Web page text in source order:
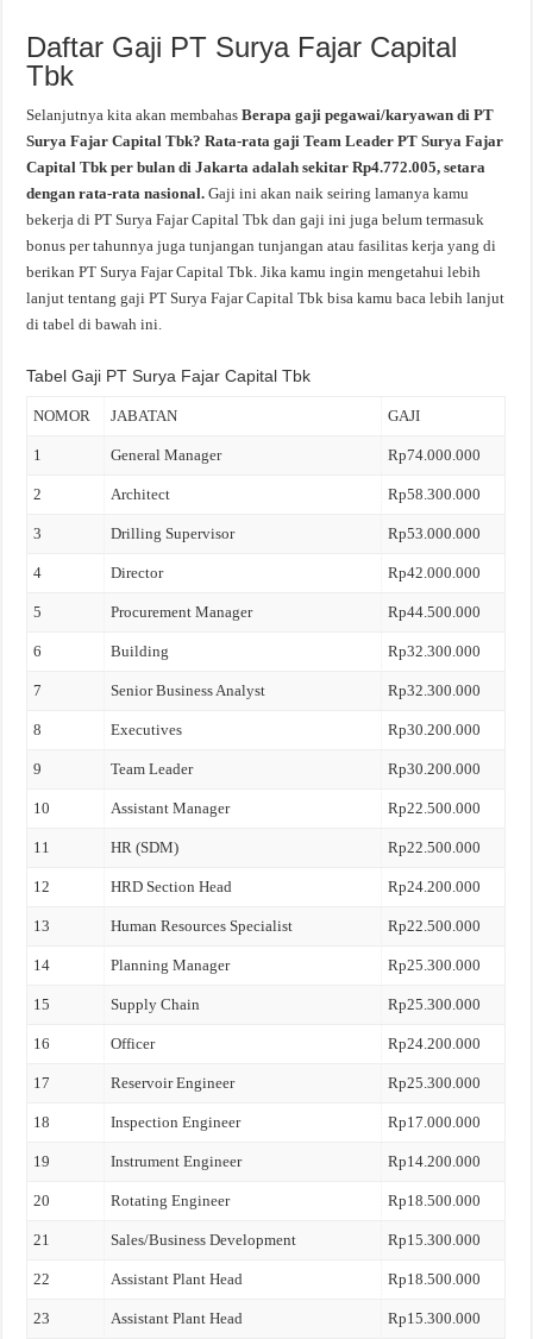
Daftar Gaji PT Surya Fajar Capital
Tbk
Selanjutnya kita akan membahasBerapa gaji pegawai/karyawan di PT
Surya Fajar Capital Tbk? Rata-rata gaji Team Leader PT Surya Fajar
Capital Tbk per bulan di Jakarta adalah sekitar Rp4.772.005, setara
dengan rata-rata nasional.Gaji ini akan naik seiring lamanya kamu
bekerja di PT Surya Fajar Capital Tbk dan gaji ini juga belum termasuk
bonus per tahunnya juga tunjangan tunjangan atau fasilitas kerja yang di
berikan PT Surya Fajar Capital Tbk. Jika kamu ingin mengetahui lebih
lanjut tentang gaji PT Surya Fajar Capital Tbk bisa kamu baca lebih lanjut
di tabel di bawah ini.
Tabel Gaji PT Surya Fajar Capital Tbk
NOMOR JABATAN GAJI
1 General Manager Rp74.000.000
2 Architect Rp58.300.000
3 Drilling Supervisor Rp53.000.000
4 Director Rp42.000.000
5 Procurement Manager Rp44.500.000
6 Building Rp32.300.000
7 Senior Business Analyst Rp32.300.000
8 Executives Rp30.200.000
9 Team Leader Rp30.200.000
10 Assistant Manager Rp22.500.000
11 HR (SDM) Rp22.500.000
12 HRD Section Head Rp24.200.000
13 Human Resources Specialist Rp22.500.000
14 Planning Manager Rp25.300.000
15 Supply Chain Rp25.300.000
16 Officer Rp24.200.000
17 Reservoir Engineer Rp25.300.000
18 Inspection Engineer Rp17.000.000
19 Instrument Engineer Rp14.200.000
20 Rotating Engineer Rp18.500.000
21 Sales/Business Development Rp15.300.000
22 Assistant Plant Head Rp18.500.000
23 Assistant Plant Head Rp15.300.000